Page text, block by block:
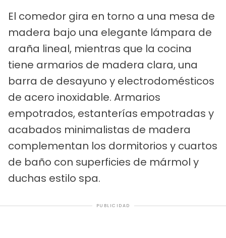
El comedor gira en torno a una mesa de
madera bajo una elegante lámpara de
araña lineal, mientras que la cocina
tiene armarios de madera clara, una
barra de desayuno y electrodomésticos
de acero inoxidable. Armarios
empotrados, estanterías empotradas y
acabados minimalistas de madera
complementan los dormitorios y cuartos
de baño con superficies de mármol y
duchas estilo spa.
PUBLICIDAD